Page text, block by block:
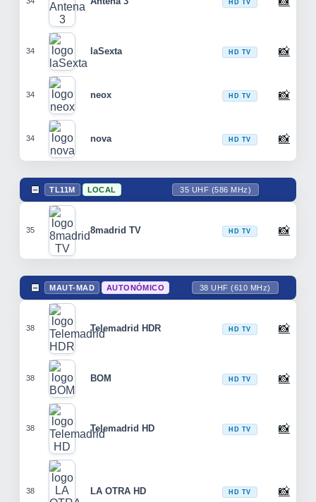
HD TV
34 laSexta HD TV 📸
34 neox HD TV 📸
34 nova HD TV 📸
TL11M LOCAL 35 UHF (586 MHz)
35 8madrid TV HD TV 📸
MAUT-MAD AUTONÓMICO 38 UHF (610 MHz)
38 Telemadrid HDR HD TV 📸
38 BOM HD TV 📸
38 Telemadrid HD HD TV 📸
38 LA OTRA HD HD TV 📸